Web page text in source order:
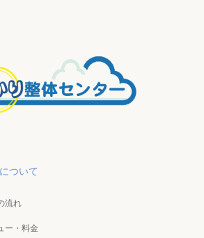
ついて
流れ
ー・料金